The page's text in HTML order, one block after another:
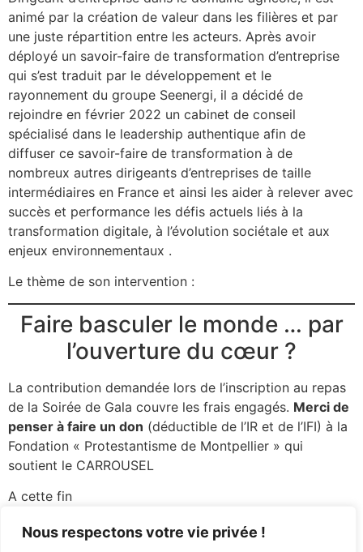
Nous respectons votre vie privée !
animé par la création de valeur dans les filières et par
une juste répartition entre les acteurs. Après avoir
déployé un savoir-faire de transformation d’entreprise
qui s’est traduit par le développement et le
rayonnement du groupe Seenergi, il a décidé de
rejoindre en février 2022 un cabinet de conseil
spécialisé dans le leadership authentique afin de
diffuser ce savoir-faire de transformation à de
nombreux autres dirigeants d’entreprises de taille
intermédiaires en France et ainsi les aider à relever avec
succès et performance les défis actuels liés à la
transformation digitale, à l’évolution sociétale et aux
enjeux environnementaux .
Le thème de son intervention :
Faire basculer le monde … par
l’ouverture du cœur ?
La contribution demandée lors de l’inscription au repas
de la Soirée de Gala couvre les frais engagés. Merci de
penser à faire un don (déductible de l’IR et de l’IFI) à la
Fondation « Protestantisme de Montpellier » qui
soutient le CARROUSEL
A cette fin
Cliquer ici